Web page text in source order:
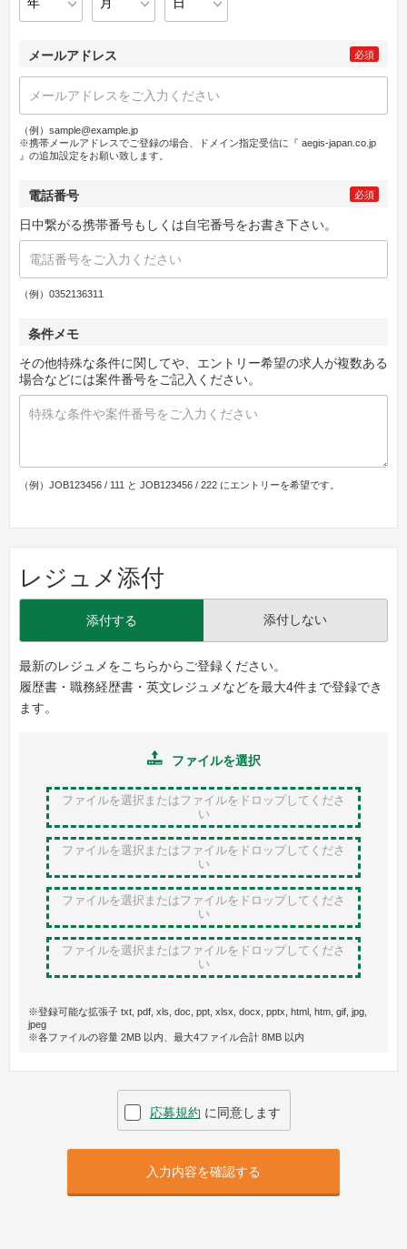
メールアドレス 必須
（例）sample@example.jp
※携帯メールアドレスでご登録の場合、ドメイン指定受信に『 aegis-japan.co.jp
』の追加設定をお願い致します。
電話番号 必須
日中繋がる携帯番号もしくは自宅番号をお書き下さい。
（例）0352136311
条件メモ
その他特殊な条件に関してや、エントリー希望の求人が複数ある
場合などには案件番号をご記入ください。
（例）JOB123456 / 111 と JOB123456 / 222 にエントリーを希望です。
レジュメ添付
添付する 添付しない
最新のレジュメをこちらからご登録ください。
履歴書・職務経歴書・英文レジュメなどを最大4件まで登録でき
ます。
ファイルを選択
ファイルを選択またはファイルをドロップしてくださ
い
ファイルを選択またはファイルをドロップしてくださ
い
ファイルを選択またはファイルをドロップしてくださ
い
ファイルを選択またはファイルをドロップしてくださ
い
※登録可能な拡張子 txt, pdf, xls, doc, ppt, xlsx, docx, pptx, html, htm, gif, jpg,
jpeg
※各ファイルの容量 2MB 以内、最大4ファイル合計 8MB 以内
応募規約 に同意します
入力内容を確認する